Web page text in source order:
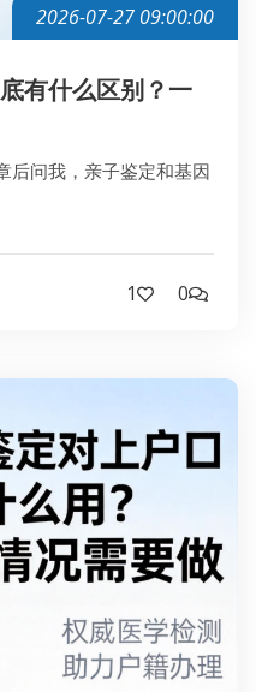
2026-07-27 09:00:00
有什么区别？一
后问我，亲子鉴定和基因
1 0